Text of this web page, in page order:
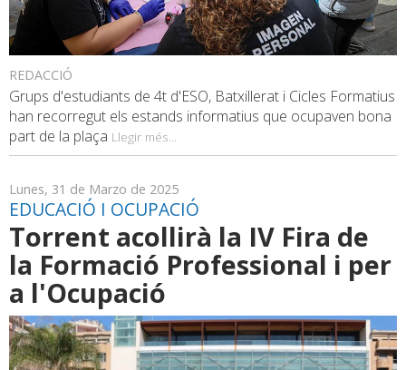
REDACCIÓ
Grups d'estudiants de 4t d'ESO, Batxillerat i Cicles Formatius
han recorregut els estands informatius que ocupaven bona
part de la plaça Llegir més...
Lunes, 31 de Marzo de 2025
EDUCACIÓ I OCUPACIÓ
Torrent acollirà la IV Fira de
la Formació Professional i per
a l'Ocupació